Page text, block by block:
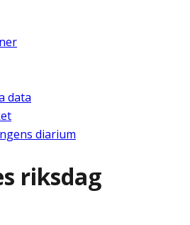
data
diarium
riksdag